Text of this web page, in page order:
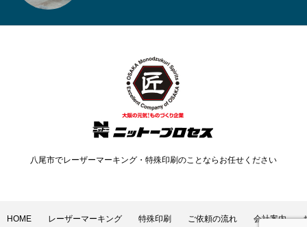
八尾市でレーザーマーキング・特殊印刷のことならお任せください
HOME レーザーマーキング 特殊印刷 ご依頼の流れ 会社案内